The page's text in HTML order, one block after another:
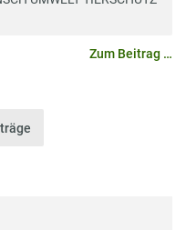
Zum Beitrag …